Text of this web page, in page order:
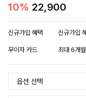
10% 22,900
신규가입 혜택 신규가입
무이자 카드 최대 6개